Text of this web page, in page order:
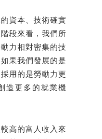
資本、技術確實
段來看，我們所
力相對密集的技
果我們發展的是
用的是勞動力更
造更多的就業機
高的富人收入來